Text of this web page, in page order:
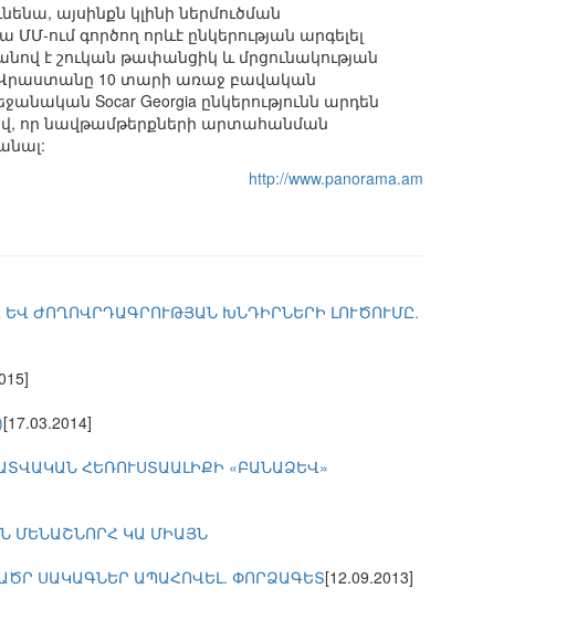
այսինքն կլինի ներմուծման
ում գործող որևէ ընկերության արգելել
է շուկան թափանցիկ և մրցունակության
Վրաստանը 10 տարի առաջ բավական
Socar Georgia ընկերությունն արդեն
որ նավթամթերքների արտահանման
http://www.panorama.am
ԺՈՂՈՎՐԴԱԳՐՈՒԹՅԱՆ ԽՆԴԻՐՆԵՐԻ ԼՈՒԾՈՒՄԸ.
[17.03.2014]
ՀԵՌՈՒՍՏԱԱԼԻՔԻ «ԲԱՆԱՁԵՎ»
ՄԵՆԱՇՆՈՐՀ ԿԱ ՄԻԱՅՆ
ՍԱԿԱԳՆԵՐ ԱՊԱՀՈՎԵԼ. ՓՈՐՁԱԳԵՏ[12.09.2013]